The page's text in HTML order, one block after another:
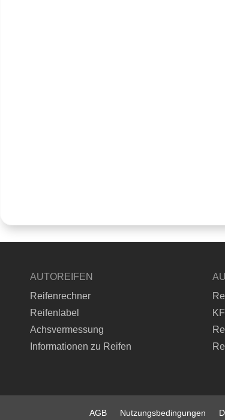
AUTOREIFEN
Reifenrechner
Reifenlabel
Achsvermessung
Informationen zu Reifen
AGB Nutzungsbedingungen